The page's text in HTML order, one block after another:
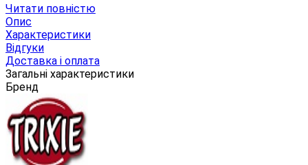
Читати повністю
Опис
Характеристики
Відгуки
Доставка і оплата
Загальні характеристики
Бренд